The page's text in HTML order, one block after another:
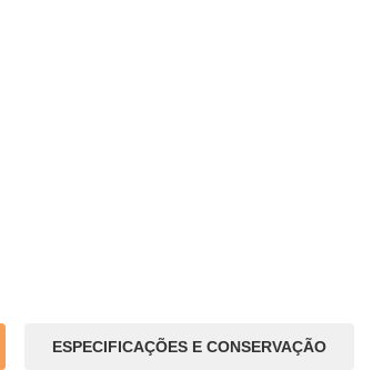
ESPECIFICAÇÕES E CONSERVAÇÃO